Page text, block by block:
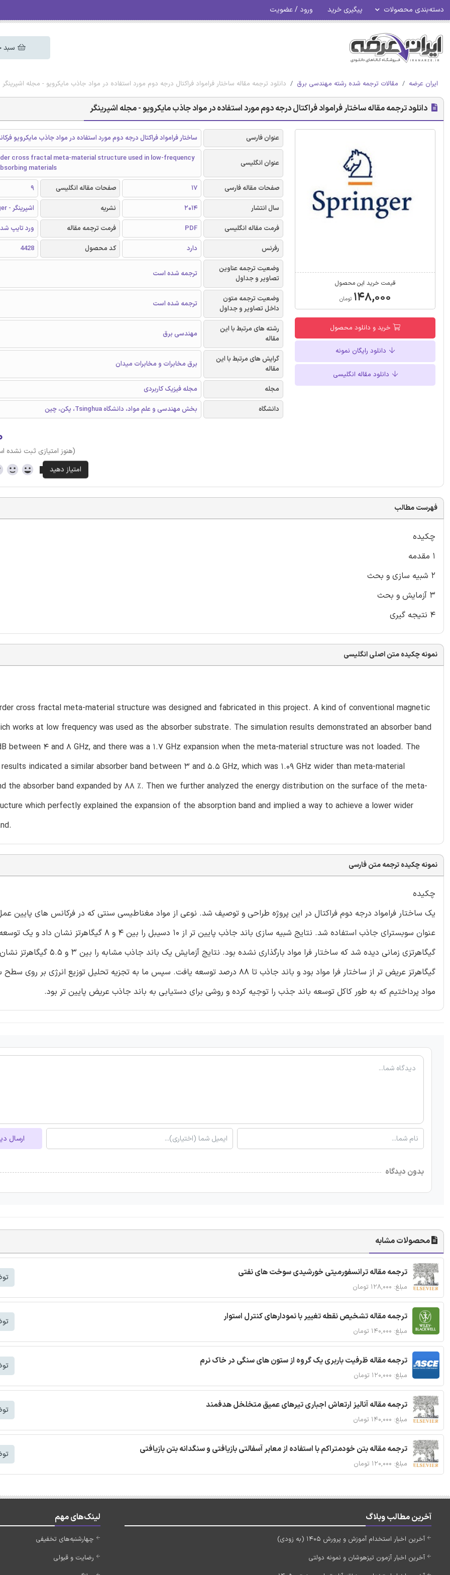
دسته‌بندی محصولات پیگیری خرید ورود / عضویت
سبد
ایران عرضه مقالات ترجمه شده رشته مهندسی برق دانلود ترجمه مقاله ساختار فرامواد فراکتال درجه دوم مورد استفاده در مواد جاذب مایکرویو - مجله اشپرینگر
دانلود ترجمه مقاله ساختار فرامواد فراکتال درجه دوم مورد استفاده در مواد جاذب مایکرویو - مجله اشپرینگر
قیمت خرید این محصول
۱۴۸,۰۰۰ تومان
خرید و دانلود محصول
دانلود رایگان نمونه
دانلود مقاله انگلیسی
عنوان فارسی ساختار فرامواد فراکتال درجه دوم مورد استفاده در مواد جاذب مایکرویو
عنوان انگلیسی
cross fractal meta-material structure used in low-frequency
materials
صفحات مقاله فارسی
17 صفحات مقاله انگلیسی
9
سال انتشار
2014 نشریه
اشپرینگر - Springer
فرمت مقاله انگلیسی
PDF فرمت ترجمه مقاله
ورد تایپ
رفرنس
دارد کد محصول
4428
وضعیت ترجمه عناوین
تصاویر و جداول
ترجمه شده است
وضعیت ترجمه متون
داخل تصاویر و جداول
ترجمه شده است
رشته های مرتبط با این
مقاله
مهندسی برق
گرایش های مرتبط با این
مقاله
برق مخابرات و مخابرات میدان
مجله
مجله فیزیک کاربردی
دانشگاه
بخش مهندسی و علم مواد، دانشگاه Tsinghua، پکن، چین
(هنوز امتیازی ثبت نشده
فهرست مطالب
چکیده
۱ مقدمه
۲ شبیه سازی و بحث
۳ آزمایش و بحث
۴ نتیجه گیری
نمونه چکیده متن اصلی انگلیسی
cross fractal meta-material structure was designed and fabricated in this project. A kind of conventional magnetic
works at low frequency was used as the absorber substrate. The simulation results demonstrated an absorber band
between 4 and 8 GHz, and there was a 1.7 GHz expansion when the meta-material structure was not loaded. The
indicated a similar absorber band between 3 and 5.5 GHz, which was 1.09 GHz wider than meta-material
the absorber band expanded by 88 %. Then we further analyzed the energy distribution on the surface of the meta-
which perfectly explained the expansion of the absorption band and implied a way to achieve a lower wider
نمونه چکیده ترجمه متن فارسی
چکیده
یک ساختار فرامواد درجه دوم فراکتال در این پروژه طراحی و توصیف شد. نوعی از مواد مغناطیسی سنتی که در فرکانس های پایین
گیگاهرتز عریض تر از ساختار فرا مواد بود و باند جاذب تا 88 درصد توسعه یافت. سپس ما به تجزیه تحلیل توزیع انرژی بر
مواد پرداختیم که به طور کاکل توسعه باند جذب را توجیه کرده و روشی برای دستیابی به باند جاذب عریض پایین تر بود.
ارسال
بدون دیدگاه
محصولات مشابه
ترجمه مقاله ترانسفورمیتی خورشیدی سوخت های نفتی
مبلغ: ۱۲۸,۰۰۰ تومان
ترجمه مقاله تشخیص نقطه تغییر با نمودارهای کنترل استوار
مبلغ: ۱۴۰,۰۰۰ تومان
ترجمه مقاله ظرفیت باربری یک گروه از ستون های سنگی در خاک نرم
مبلغ: ۱۲۰,۰۰۰ تومان
ترجمه مقاله آنالیز ارتعاش اجباری تیرهای عمیق متخلخل هدفمند
مبلغ: ۱۴۰,۰۰۰ تومان
ترجمه مقاله بتن خودمتراکم با استفاده از معابر آسفالتی بازیافتی و سنگدانه بتن بازیافتی
مبلغ: ۱۲۰,۰۰۰ تومان
آخرین مطالب وبلاگ
آخرین اخبار استخدام آموزش و پرورش 1405 (به زودی)
آخرین اخبار آزمون تیزهوشان و نمونه دولتی
لینک‌های مهم
چهارشنبه‌های تخفیفی
رضایت و قبولی